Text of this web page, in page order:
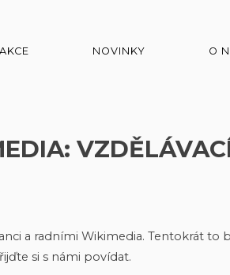
AKCE NOVINKY O
a radními Wikimedia. Tentokrát to
si s námi povídat.